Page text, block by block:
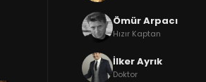
Ömür Arpacı
Hızır Kaptan
İlker Ayrık
Doktor